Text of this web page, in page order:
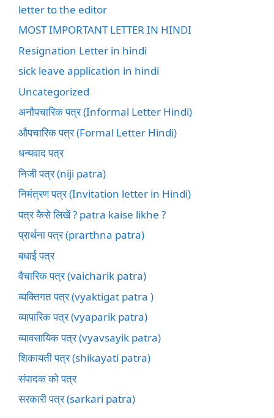
letter to the editor
MOST IMPORTANT LETTER IN HINDI
Resignation Letter in hindi
sick leave application in hindi
Uncategorized
अनौपचारिक पत्र (Informal Letter Hindi)
औपचारिक पत्र (Formal Letter Hindi)
धन्यवाद पत्र
निजी पत्र (niji patra)
निमंत्रण पत्र (Invitation letter in Hindi)
पत्र कैसे लिखें ? patra kaise likhe ?
प्रार्थना पत्र (prarthna patra)
बधाई पत्र
वैचारिक पत्र (vaicharik patra)
व्यक्तिगत पत्र (vyaktigat patra )
व्यापारिक पत्र (vyaparik patra)
व्यावसायिक पत्र (vyavsayik patra)
शिकायती पत्र (shikayati patra)
संपादक को पत्र
सरकारी पत्र (sarkari patra)